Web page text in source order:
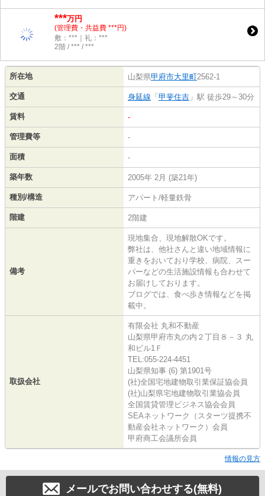
***万円
(管理費・共益費 ***円)
敷：***｜礼：***
2階 / *** / ***
所在地 山梨県甲府市大里町2562-1
交通 身延線 「 甲斐住吉 」駅 徒歩29～30分
賃料 -
管理費等 -
面積 -
築年数 2005年 2月 (築21年)
種別/構造 アパート/軽量鉄骨
階建 2階建
備考
現地集合、現地解散OKです。
弊社は、他社さんと違い地域情報に
重きをおいており学校、病院、スー
パーなどの生活施設情報も合わせて
お届けしております。
ブログでは、食べ歩き情報などを掲
載中。
取扱会社
有限会社 丸和不動産
山梨県甲府市丸の内２丁目８－３ 丸
和ビル1Ｆ
TEL:055-224-4451
山梨県知事 (6) 第1901号
(社)全国宅地建物取引業保証協会員
(社)山梨県宅地建物取引業協会員
全国賃貸管理ビジネス協会会員
SEAネットワーク（スターツ提携不
動産会社ネットワーク）会員
甲府商工会議所会員
情報の見方
メールでお問い合わせする(無料)